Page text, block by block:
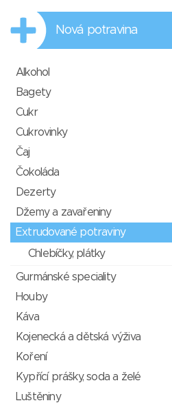
Nová potravina
Alkohol
Bagety
Cukr
Cukrovinky
Čaj
Čokoláda
Dezerty
Džemy a zavařeniny
Extrudované potraviny
Chlebíčky, plátky
Gurmánské speciality
Houby
Káva
Kojenecká a dětská výživa
Koření
Kypřící prášky, soda a želé
Luštěniny